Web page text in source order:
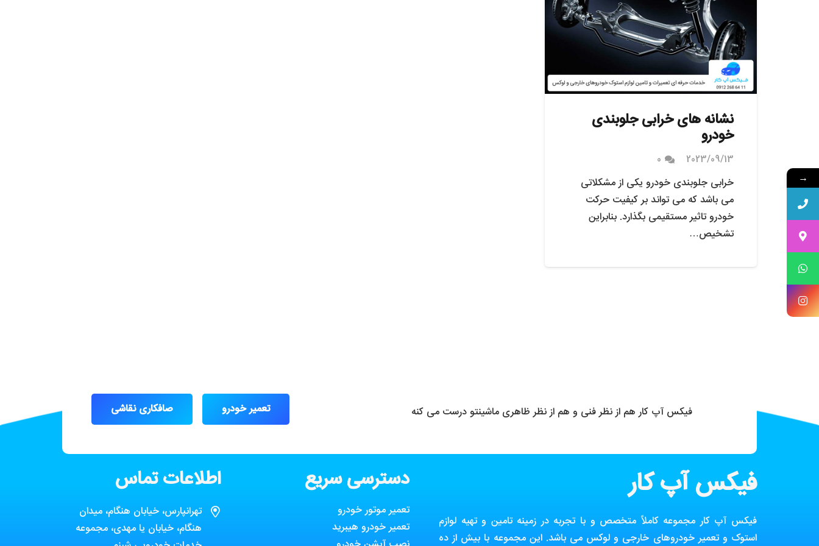
نشانه های خرابی جلوبندی
خودرو
2023/09/13
0
خرابی جلوبندی خودرو یکی از مشکلاتی
می باشد که می تواند بر کیفیت حرکت
خودرو تاثیر مستقیمی بگذارد. بنابراین
تشخیص…
فیکس آپ کار هم از نظر فنی و هم از نظر ظاهری ماشینتو درست می کنه تعمیر خودرو صافکاری نقاشی
فیکس آپ کار
فیکس آپ کار مجموعه کاملاً متخصص و با تجربه در زمینه تامین و تهیه لوازم
استوک و تعمیر خودروهای خارجی و لوکس می باشد. این مجموعه با بیش از ده
دسترسی سریع
تعمیر موتور خودرو
تعمیر خودرو هیبرید
اطلاعات تماس
تهرانپارس، خیابان هنگام، میدان
هنگام، خیابان یا مهدی، مجموعه
→